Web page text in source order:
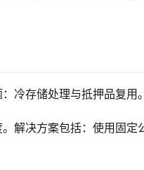
冷存储处理与抵押品复用
解决方案包括：使用固定